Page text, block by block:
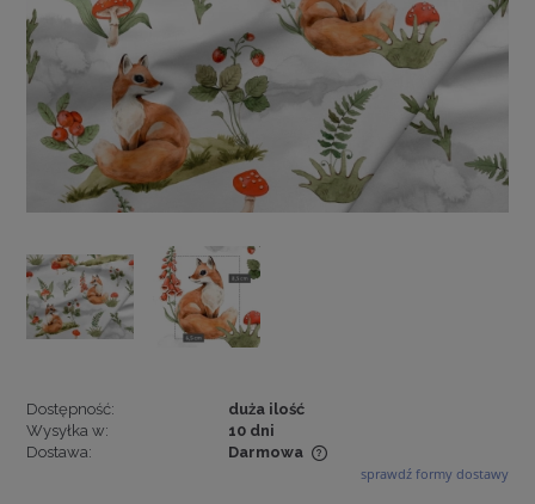
Dostępność:
duża ilość
Wysyłka w:
10 dni
Dostawa:
Darmowa
Cena nie zawiera ewentualnych kosztów płatności
sprawdź formy dostawy